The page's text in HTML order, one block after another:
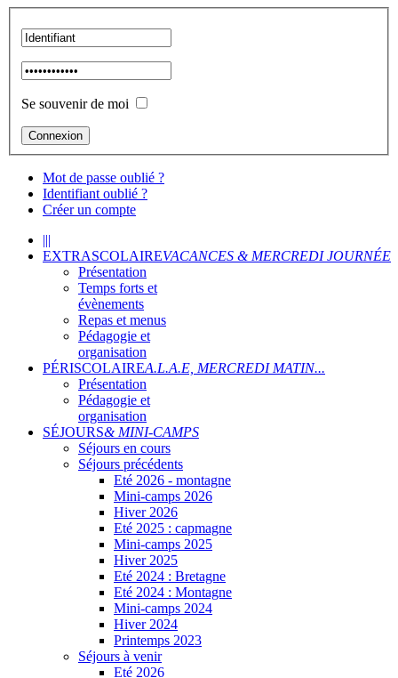
Se souvenir de moi
Mot de passe oublié ?
Identifiant oublié ?
Créer un compte
|||
EXTRASCOLAIREVACANCES & MERCREDI JOURNÉE
Présentation
Temps forts et
évènements
Repas et menus
Pédagogie et
organisation
PÉRISCOLAIREA.L.A.E, MERCREDI MATIN...
Présentation
Pédagogie et
organisation
SÉJOURS& MINI-CAMPS
Séjours en cours
Séjours précédents
Eté 2026 - montagne
Mini-camps 2026
Hiver 2026
Eté 2025 : capmagne
Mini-camps 2025
Hiver 2025
Eté 2024 : Bretagne
Eté 2024 : Montagne
Mini-camps 2024
Hiver 2024
Printemps 2023
Séjours à venir
Eté 2026